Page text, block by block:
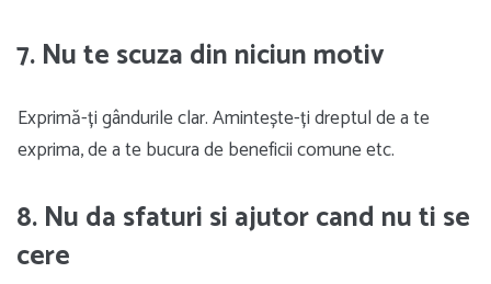
7. Nu te scuza din niciun motiv
Exprimă-ți gândurile clar. Amintește-ți dreptul de a te
exprima, de a te bucura de beneficii comune etc.
8. Nu da sfaturi si ajutor cand nu ti se
cere